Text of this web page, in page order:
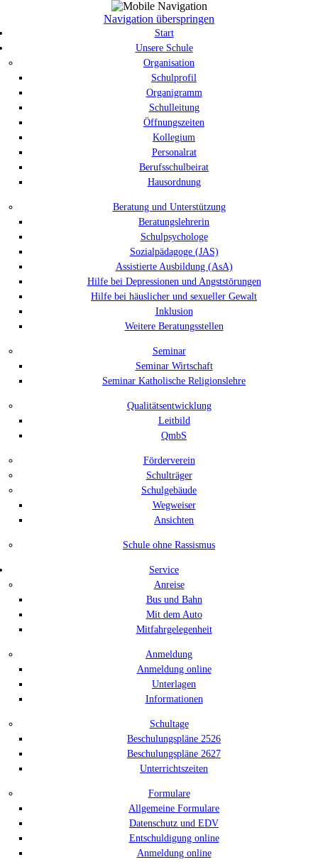
Navigation überspringen
Start
Unsere Schule
Organisation
Schulprofil
Organigramm
Schulleitung
Öffnungszeiten
Kollegium
Personalrat
Berufsschulbeirat
Hausordnung
Beratung und Unterstützung
Beratungslehrerin
Schulpsychologe
Sozialpädagoge (JAS)
Assistierte Ausbildung (AsA)
Hilfe bei Depressionen und Angststörungen
Hilfe bei häuslicher und sexueller Gewalt
Inklusion
Weitere Beratungsstellen
Seminar
Seminar Wirtschaft
Seminar Katholische Religionslehre
Qualitätsentwicklung
Leitbild
QmbS
Förderverein
Schulträger
Schulgebäude
Wegweiser
Ansichten
Schule ohne Rassismus
Service
Anreise
Bus und Bahn
Mit dem Auto
Mitfahrgelegenheit
Anmeldung
Anmeldung online
Unterlagen
Informationen
Schultage
Beschulungspläne 2526
Beschulungspläne 2627
Unterrichtszeiten
Formulare
Allgemeine Formulare
Datenschutz und EDV
Entschuldigung online
Anmeldung online